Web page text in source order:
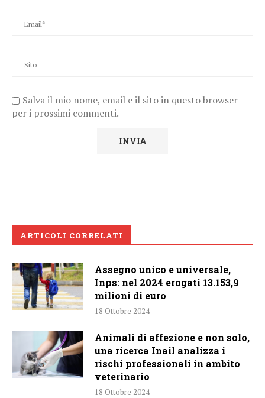
Salva il mio nome, email e il sito in questo browser
per i prossimi commenti.
ARTICOLI CORRELATI
Assegno unico e universale,
Inps: nel 2024 erogati 13.153,9
milioni di euro
18 Ottobre 2024
Animali di affezione e non solo,
una ricerca Inail analizza i
rischi professionali in ambito
veterinario
18 Ottobre 2024